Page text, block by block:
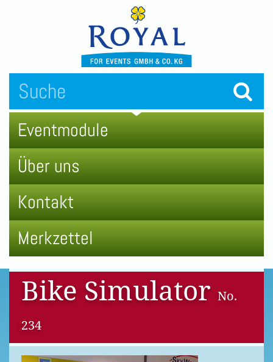
Eventmodule
Über uns
Kontakt
Merkzettel
Bike Simulator No.
234